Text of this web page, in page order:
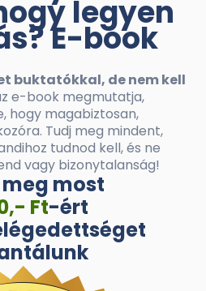
legyen
E-book
buktatókkal, de nem kell
e-book megmutatja,
hogy magabiztosan,
Tudj meg mindent,
tudnod kell, és ne
vagy bizonytalanság!
most
Ft-ért